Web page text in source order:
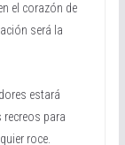
el corazón de
será la
estará
para
roce.